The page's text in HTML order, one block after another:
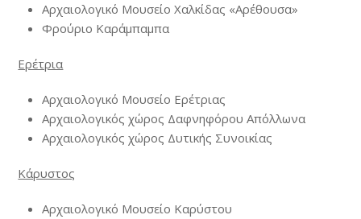
Αρχαιολογικό Μουσείο Χαλκίδας «Αρέθουσα»
Φρούριο Καράμπαμπα
Ερέτρια
Αρχαιολογικό Μουσείο Ερέτριας
Αρχαιολογικός χώρος Δαφνηφόρου Απόλλωνα
Αρχαιολογικός χώρος Δυτικής Συνοικίας
Κάρυστος
Αρχαιολογικό Μουσείο Καρύστου